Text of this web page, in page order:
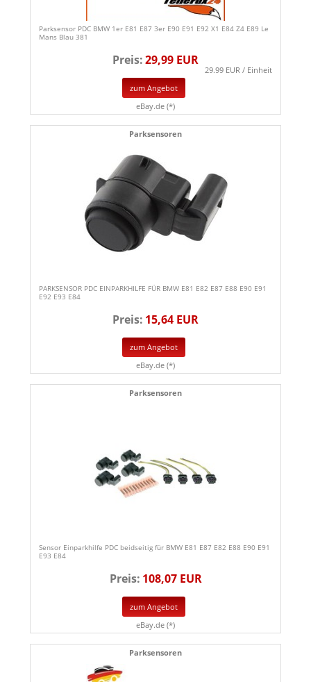
Parksensor PDC BMW 1er E81 E87 3er E90 E91 E92 X1 E84 Z4 E89 Le
Mans Blau 381
Preis:29,99 EUR
29.99 EUR / Einheit
zum Angebot
eBay.de (*)
Parksensoren
PARKSENSOR PDC EINPARKHILFE FÜR BMW E81 E82 E87 E88 E90 E91
E92 E93 E84
Preis: 15,64 EUR
zum Angebot
eBay.de (*)
Parksensoren
Sensor Einparkhilfe PDC beidseitig für BMW E81 E87 E82 E88 E90 E91
E93 E84
Preis: 108,07 EUR
zum Angebot
eBay.de (*)
Parksensoren